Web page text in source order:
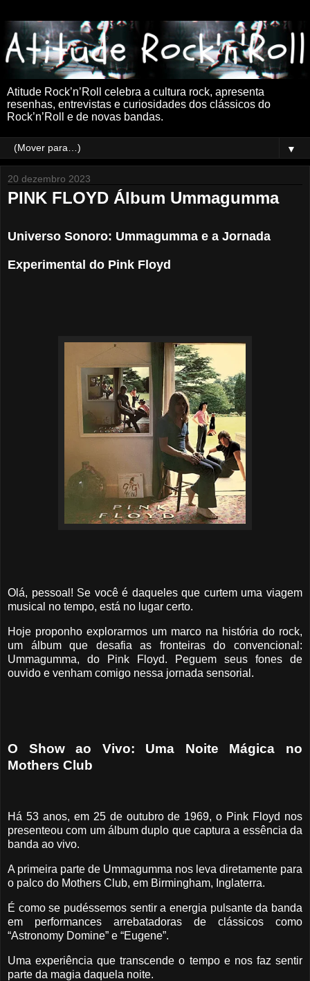
Atitude Rock’n’Roll celebra a cultura rock, apresenta
resenhas, entrevistas e curiosidades dos clássicos do
Rock’n’Roll e de novas bandas.
▼
20 dezembro 2023
PINK FLOYD Álbum Ummagumma
Universo Sonoro: Ummagumma e a Jornada
Experimental do Pink Floyd
Olá, pessoal! Se você é daqueles que curtem uma viagem
musical no tempo, está no lugar certo.
Hoje proponho explorarmos um marco na história do rock,
um álbum que desafia as fronteiras do convencional:
Ummagumma, do Pink Floyd. Peguem seus fones de
ouvido e venham comigo nessa jornada sensorial.
O Show ao Vivo: Uma Noite Mágica no
Mothers Club
Há 53 anos, em 25 de outubro de 1969, o Pink Floyd nos
presenteou com um álbum duplo que captura a essência da
banda ao vivo.
A primeira parte de Ummagumma nos leva diretamente para
o palco do Mothers Club, em Birmingham, Inglaterra.
É como se pudéssemos sentir a energia pulsante da banda
em performances arrebatadoras de clássicos como
“Astronomy Domine” e “Eugene”.
Uma experiência que transcende o tempo e nos faz sentir
parte da magia daquela noite.